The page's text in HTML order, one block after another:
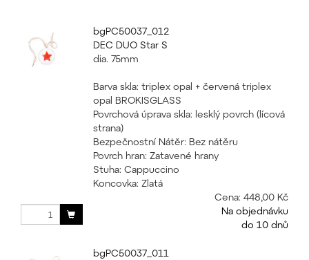
bgPC50037_012
DEC DUO Star S
dia. 75mm
Barva skla: triplex opal + červená triplex
opal BROKISGLASS
Povrchová úprava skla: lesklý povrch (lícová
strana)
Bezpečnostní Nátěr: Bez nátěru
Povrch hran: Zatavené hrany
Stuha: Cappuccino
Koncovka: Zlatá
Cena: 448,00 Kč
Na objednávku
do 10 dnů
bgPC50037_011